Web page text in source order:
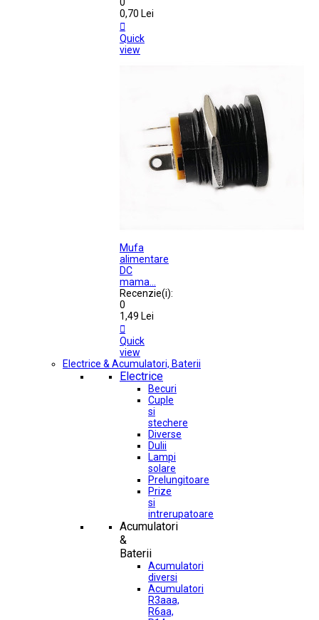
0,70 Lei

Quick
view
Mufa
alimentare
DC
mama...
Recenzie(i):
0
1,49 Lei

Quick
view
Electrice & Acumulatori, Baterii
Electrice
Becuri
Cuple
si
stechere
Diverse
Dulii
Lampi
solare
Prelungitoare
Prize
si
intrerupatoare
Acumulatori
&
Baterii
Acumulatori
diversi
Acumulatori
R3aaa,
R6aa,